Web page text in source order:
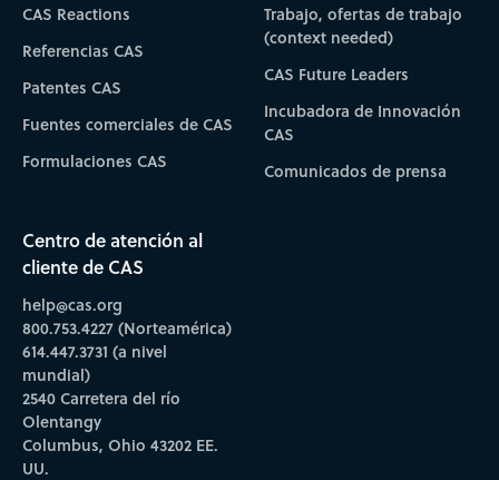
CAS Reactions
Referencias CAS
Patentes CAS
Fuentes comerciales de CAS
Formulaciones CAS
Trabajo, ofertas de trabajo
(context needed)
CAS Future Leaders
Incubadora de Innovación
CAS
Comunicados de prensa
Centro de atención al
cliente de CAS
help@cas.org
800.753.4227 (Norteamérica)
614.447.3731 (a nivel
mundial)
2540 Carretera del río
Olentangy
Columbus, Ohio 43202 EE.
UU.